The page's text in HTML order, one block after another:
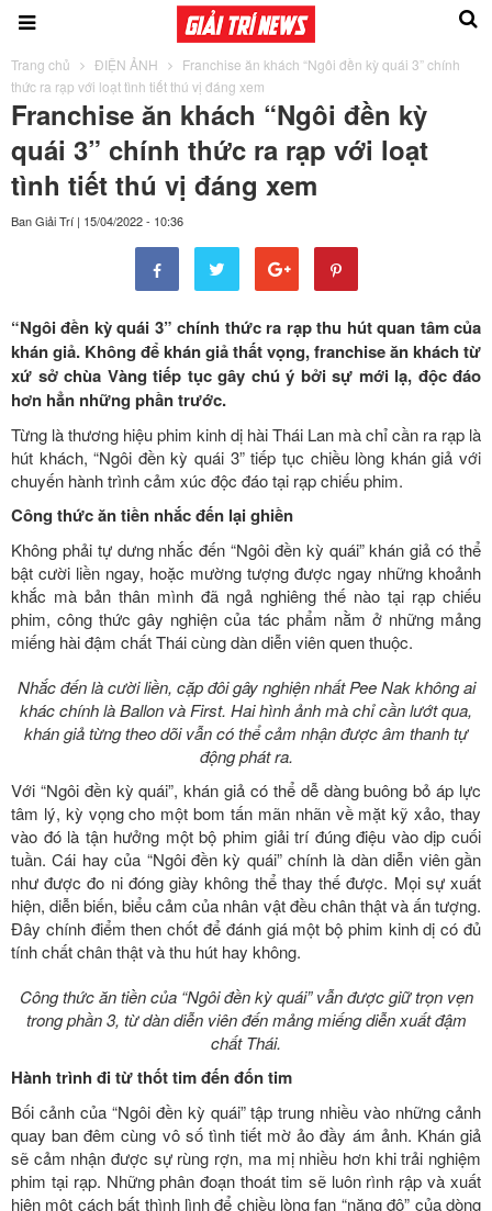
Trang chủ ĐIỆN ẢNH
Franchise ăn khách “Ngôi đền kỳ quái 3” chính
thức ra rạp với loạt tình tiết thú vị đáng xem
Franchise ăn khách “Ngôi đền kỳ
quái 3” chính thức ra rạp với loạt
tình tiết thú vị đáng xem
Ban Giải Trí | 15/04/2022 - 10:36
“Ngôi đền kỳ quái 3” chính thức ra rạp thu hút quan tâm của
khán giả. Không để khán giả thất vọng, franchise ăn khách từ
xứ sở chùa Vàng tiếp tục gây chú ý bởi sự mới lạ, độc đáo
hơn hẳn những phần trước.
Từng là thương hiệu phim kinh dị hài Thái Lan mà chỉ cần ra rạp là
hút khách, “Ngôi đền kỳ quái 3” tiếp tục chiều lòng khán giả với
chuyến hành trình cảm xúc độc đáo tại rạp chiếu phim.
Công thức ăn tiền nhắc đến lại ghiền
Không phải tự dưng nhắc đến “Ngôi đền kỳ quái” khán giả có thể
bật cười liền ngay, hoặc mường tượng được ngay những khoảnh
khắc mà bản thân mình đã ngả nghiêng thế nào tại rạp chiếu
phim, công thức gây nghiện của tác phẩm nằm ở những mảng
miếng hài đậm chất Thái cùng dàn diễn viên quen thuộc.
Nhắc đến là cười liền, cặp đôi gây nghiện nhất Pee Nak không ai
khác chính là Ballon và First. Hai hình ảnh mà chỉ cần lướt qua,
khán giả từng theo dõi vẫn có thể cảm nhận được âm thanh tự
động phát ra.
Với “Ngôi đền kỳ quái”, khán giả có thể dễ dàng buông bỏ áp lực
tâm lý, kỳ vọng cho một bom tấn mãn nhãn về mặt kỹ xảo, thay
vào đó là tận hưởng một bộ phim giải trí đúng điệu vào dịp cuối
tuần. Cái hay của “Ngôi đền kỳ quái” chính là dàn diễn viên gần
như được đo ni đóng giày không thể thay thế được. Mọi sự xuất
hiện, diễn biến, biểu cảm của nhân vật đều chân thật và ấn tượng.
Đây chính điểm then chốt để đánh giá một bộ phim kinh dị có đủ
tính chất chân thật và thu hút hay không.
Công thức ăn tiền của “Ngôi đền kỳ quái” vẫn được giữ trọn vẹn
trong phần 3, từ dàn diễn viên đến mảng miếng diễn xuất đậm
chất Thái.
Hành trình đi từ thốt tim đến đốn tim
Bối cảnh của “Ngôi đền kỳ quái” tập trung nhiều vào những cảnh
quay ban đêm cùng vô số tình tiết mờ ảo đầy ám ảnh. Khán giả
sẽ cảm nhận được sự rùng rợn, ma mị nhiều hơn khi trải nghiệm
phim tại rạp. Những phân đoạn thoát tim sẽ luôn rình rập và xuất
hiện một cách bất thình lình để chiều lòng fan “nặng độ” của dòng